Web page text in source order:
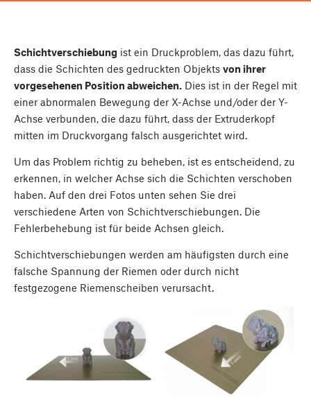
Schichtverschiebung ist ein Druckproblem, das dazu führt,
dass die Schichten des gedruckten Objekts von ihrer
vorgesehenen Position abweichen. Dies ist in der Regel mit
einer abnormalen Bewegung der X-Achse und/oder der Y-
Achse verbunden, die dazu führt, dass der Extruderkopf
mitten im Druckvorgang falsch ausgerichtet wird.
Um das Problem richtig zu beheben, ist es entscheidend, zu
erkennen, in welcher Achse sich die Schichten verschoben
haben. Auf den drei Fotos unten sehen Sie drei
verschiedene Arten von Schichtverschiebungen. Die
Fehlerbehebung ist für beide Achsen gleich.
Schichtverschiebungen werden am häufigsten durch eine
falsche Spannung der Riemen oder durch nicht
festgezogene Riemenscheiben verursacht.